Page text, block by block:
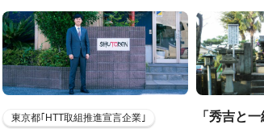
東京都｢HTT取組推進宣言企業｣
「秀吉と